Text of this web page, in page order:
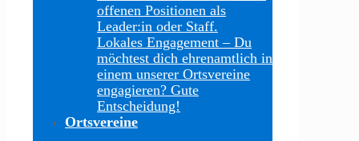
offenen Positionen als
Leader:in oder Staff.
Lokales Engagement – Du
möchtest dich ehrenamtlich in
einem unserer Ortsvereine
engagieren? Gute
Entscheidung!
Ortsvereine